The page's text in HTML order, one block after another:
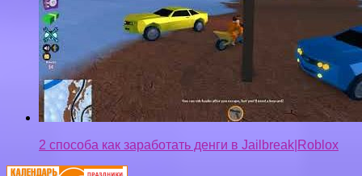
2 способа как заработать денги в Jailbreak|Roblox